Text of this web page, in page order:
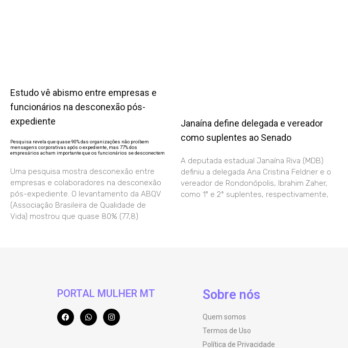
Estudo vê abismo entre empresas e
funcionários na desconexão pós-
expediente
Pesquisa revela que quase 90% das organizações não proíbem
mensagens corporativas após o expediente, mas 77% dos
empresários acham importante que os funcionários se desconectem
Uma pesquisa mostra desconexão entre
empresas e colaboradores na desconexão
pós-expediente. O levantamento da ABQV
(Associação Brasileira de Qualidade de
Vida) mostrou que quase 80% (77,8)
Janaína define delegada e vereador
como suplentes ao Senado
A deputada estadual Janaína Riva (MDB)
definiu a delegada Ana Cristina Feldner e o
vereador de Rondonópolis, Ibrahim Zaher,
como 1º e 2ª suplentes, respectivamente,
PORTAL MULHER MT Sobre nós
Quem somos
Termos de Uso
Política de Privacidade